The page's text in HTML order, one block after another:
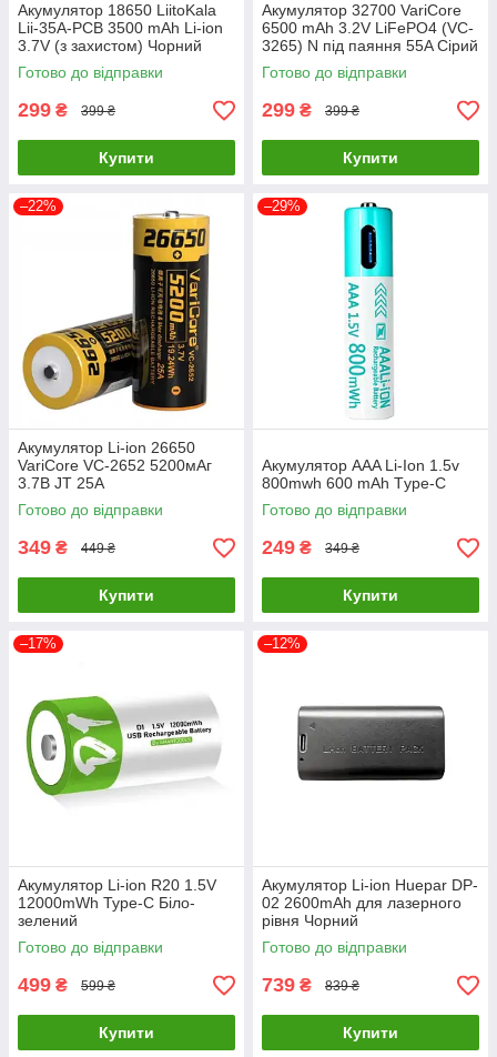
Акумулятор 18650 LiitoKala
Lii-35A-PCB 3500 mAh Li-ion
3.7V (з захистом) Чорний
Готово до відправки
299 ₴ 399 ₴
Купити
Акумулятор 32700 VariCore
6500 mAh 3.2V LiFePO4 (VC-
3265) N під паяння 55A Сірий
Готово до відправки
299 ₴ 399 ₴
Купити
–22%
Акумулятор Li-ion 26650
VariCore VC-2652 5200мАг
3.7В JT 25A
Готово до відправки
349 ₴ 449 ₴
Купити
–29%
Акумулятор AAA Li-Ion 1.5v
800mwh 600 mAh Тype-C
Готово до відправки
249 ₴ 349 ₴
Купити
–17%
Акумулятор Li-ion R20 1.5V
12000mWh Type-C Біло-
зелений
Готово до відправки
499 ₴ 599 ₴
Купити
–12%
Акумулятор Li-ion Huepar DP-
02 2600mAh для лазерного
рівня Чорний
Готово до відправки
739 ₴ 839 ₴
Купити